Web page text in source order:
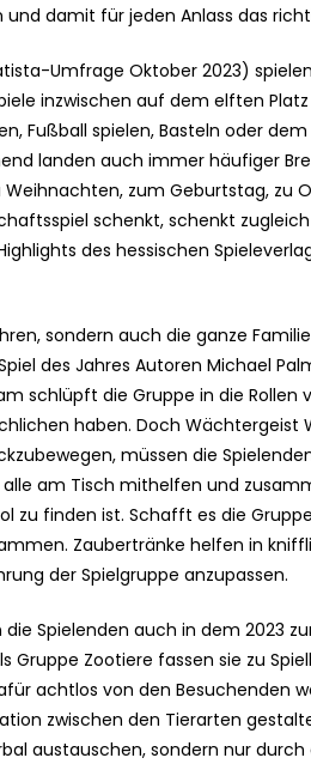
damit für jeden Anlass das
Umfrage Oktober 2023)
inzwischen auf dem elften
Fußball spielen, Basteln oder
landen auch immer häufiger
Weihnachten, zum Geburtstag, zu
schenkt, schenkt
des hessischen
sondern auch die ganze
des Jahres Autoren Michael
schlüpft die Gruppe in die Rollen
haben. Doch Wächtergeist
müssen die
am Tisch mithelfen und
zu finden ist. Schafft es die
Zaubertränke helfen in
der Spielgruppe anzupassen.
Spielenden auch in dem 2023
Gruppe Zootiere fassen sie zu
achtlos von den Besuchenden
zwischen den Tierarten
austauschen, sondern nur